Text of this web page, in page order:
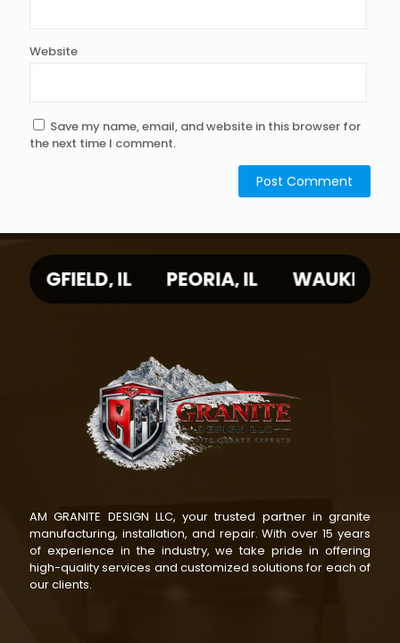
Website
Save my name, email, and website in this browser for
the next time I comment.
IL PEORIA, IL WAUKEGAN, IL
AM GRANITE DESIGN LLC, your trusted partner in granite
manufacturing, installation, and repair. With over 15 years
of experience in the industry, we take pride in offering
high-quality services and customized solutions for each of
our clients.